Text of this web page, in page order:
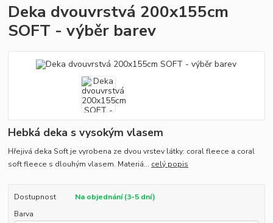
Deka dvouvrstvá 200x155cm
SOFT - výběr barev
Hebká deka s vysokým vlasem
Hřejivá deka Soft je vyrobena ze dvou vrstev látky: coral fleece a coral
soft fleece s dlouhým vlasem. Materiá... celý popis
Dostupnost
Na objednání (3-5 dní)
Barva